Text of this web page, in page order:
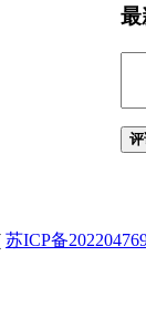
最
苏ICP备